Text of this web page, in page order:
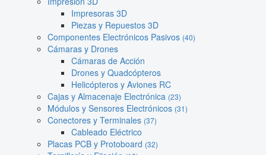
Impresoras 3D
Piezas y Repuestos 3D
Componentes Electrónicos Pasivos (40)
Cámaras y Drones
Cámaras de Acción
Drones y Quadcópteros
Helicópteros y Aviones RC
Cajas y Almacenaje Electrónica (23)
Módulos y Sensores Electrónicos (31)
Conectores y Terminales (37)
Cableado Eléctrico
Placas PCB y Protoboard (32)